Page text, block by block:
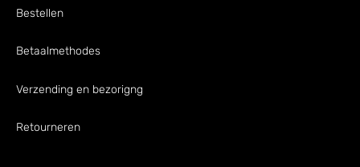
Bestellen
Betaalmethodes
Verzending en bezorigng
Retourneren